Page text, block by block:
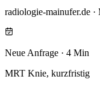
radiologie-mainufer.de ·
Neue Anfrage · 4 Min
MRT Knie, kurzfristig